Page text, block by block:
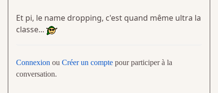
Et pi, le name dropping, c'est quand même ultra la
classe...
Connexion ou Créer un compte pour participer à la
conversation.